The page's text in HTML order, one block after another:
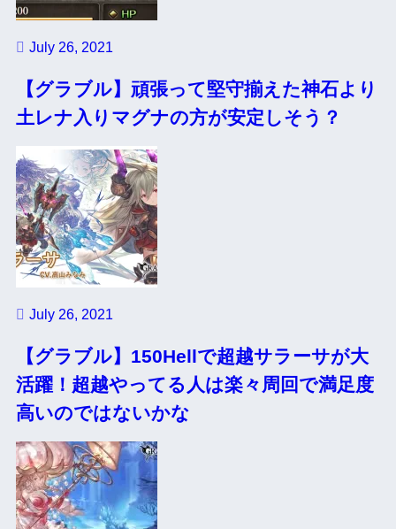
July 26, 2021
【グラブル】頑張って堅守揃えた神石より
土レナ入りマグナの方が安定しそう？
July 26, 2021
【グラブル】150Hellで超越サラーサが大
活躍！超越やってる人は楽々周回で満足度
高いのではないかな